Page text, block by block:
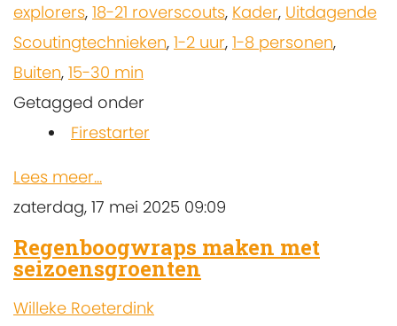
explorers, 18-21 roverscouts, Kader, Uitdagende
Scoutingtechnieken, 1-2 uur, 1-8 personen,
Buiten, 15-30 min
Getagged onder
Firestarter
Lees meer...
zaterdag, 17 mei 2025 09:09
Regenboogwraps maken met
seizoensgroenten
Willeke Roeterdink